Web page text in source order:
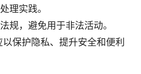
理实践。
规，避免用于非法活动。
保护隐私、提升安全和便利